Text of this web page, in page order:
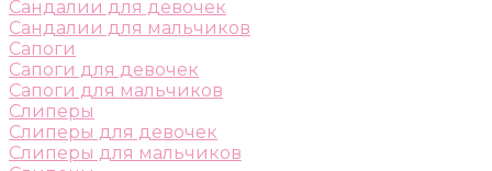
Сандалии для девочек
Сандалии для мальчиков
Сапоги
Сапоги для девочек
Сапоги для мальчиков
Слиперы
Слиперы для девочек
Слиперы для мальчиков